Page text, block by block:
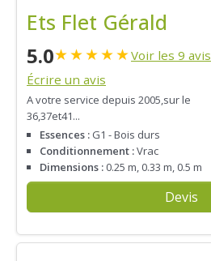
Ets Flet Gérald
5.0★★★★★Voir les 9 avis
Écrire un avis
A votre service depuis 2005,sur le
36,37et41...
Essences : G1 - Bois durs
Conditionnement :Vrac
Dimensions : 0.25 m, 0.33 m, 0.5 m
Devis